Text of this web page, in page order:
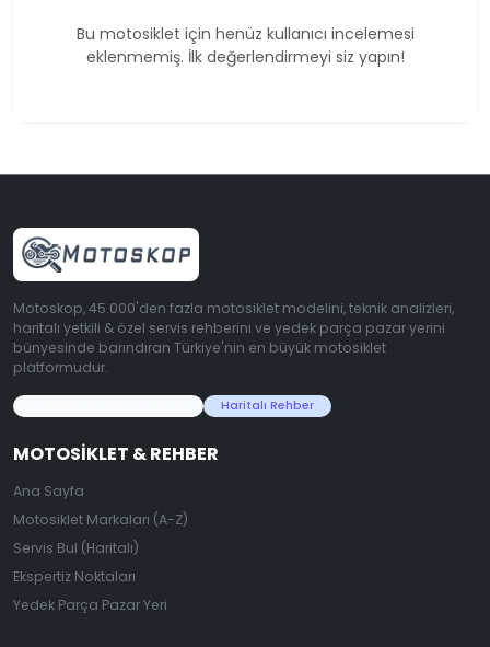
Bu motosiklet için henüz kullanıcı incelemesi
eklenmemiş. İlk değerlendirmeyi siz yapın!
Motoskop, 45.000'den fazla motosiklet modelini, teknik analizleri,
haritalı yetkili & özel servis rehberini ve yedek parça pazar yerini
bünyesinde barındıran Türkiye'nin en büyük motosiklet
platformudur.
Haritalı Rehber
MOTOSIKLET & REHBER
Ana Sayfa
Motosiklet Markaları (A-Z)
Servis Bul (Haritalı)
Ekspertiz Noktaları
Yedek Parça Pazar Yeri